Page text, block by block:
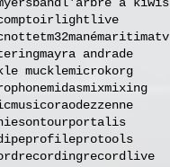
lightlive
m32manémaritimatv
mayra andrade
mucklemicrokorg
midasmixmixing
musicoraodezzenne
ontourportalis
profileprotools
recordingrecordlive